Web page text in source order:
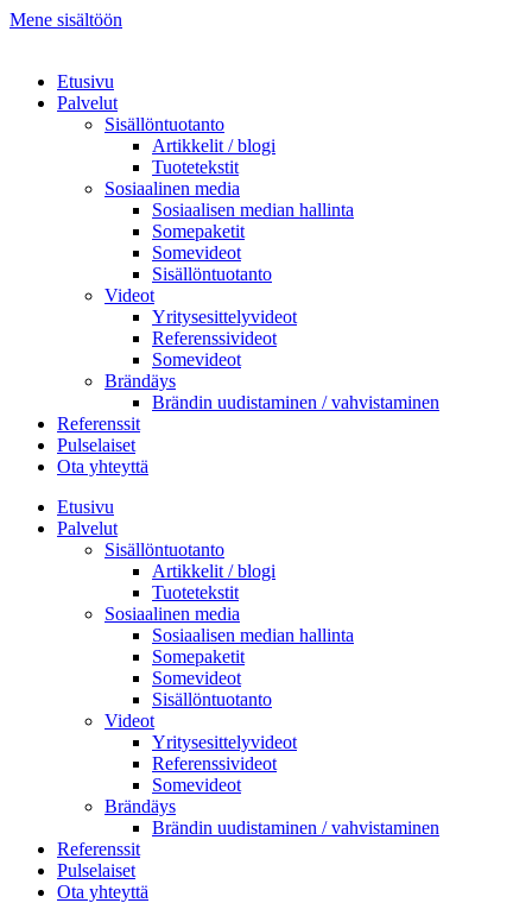
Mene sisältöön
Etusivu
Palvelut
Sisällöntuotanto
Artikkelit / blogi
Tuotetekstit
Sosiaalinen media
Sosiaalisen median hallinta
Somepaketit
Somevideot
Sisällöntuotanto
Videot
Yritysesittelyvideot
Referenssivideot
Somevideot
Brändäys
Brändin uudistaminen / vahvistaminen
Referenssit
Pulselaiset
Ota yhteyttä
Etusivu
Palvelut
Sisällöntuotanto
Artikkelit / blogi
Tuotetekstit
Sosiaalinen media
Sosiaalisen median hallinta
Somepaketit
Somevideot
Sisällöntuotanto
Videot
Yritysesittelyvideot
Referenssivideot
Somevideot
Brändäys
Brändin uudistaminen / vahvistaminen
Referenssit
Pulselaiset
Ota yhteyttä